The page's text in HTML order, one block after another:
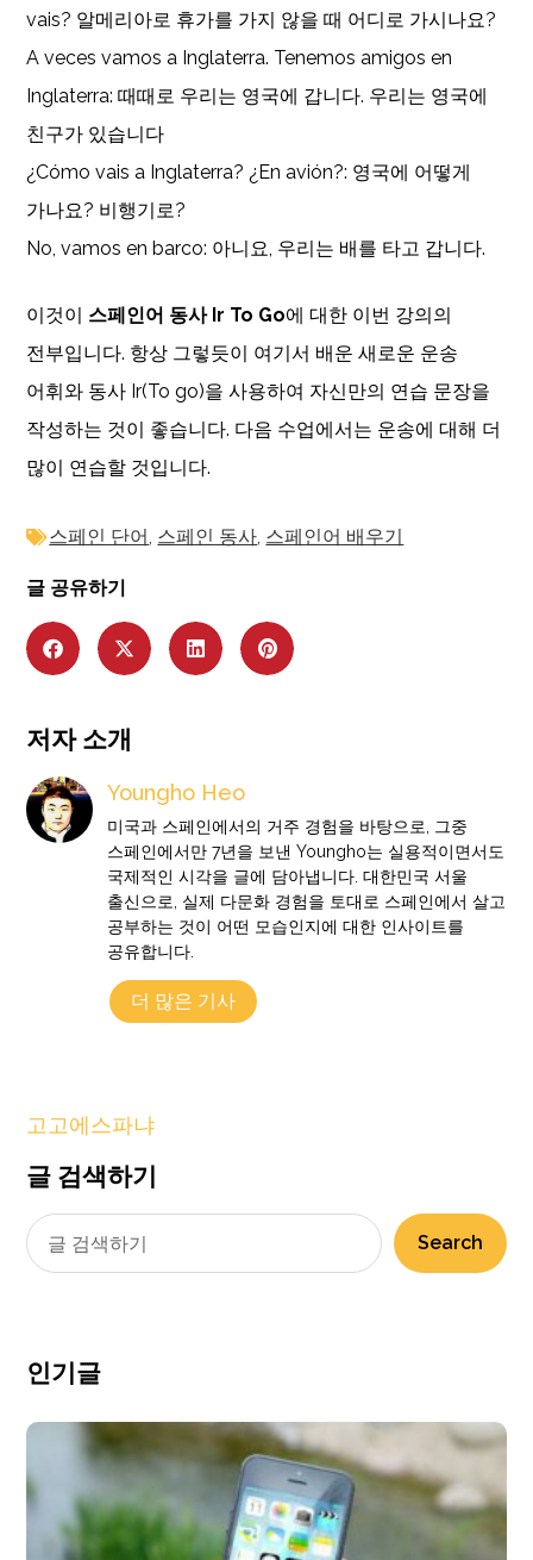
vais? 알메리아로 휴가를 가지 않을 때 어디로 가시나요?
A veces vamos a Inglaterra. Tenemos amigos en
Inglaterra: 때때로 우리는 영국에 갑니다. 우리는 영국에
친구가 있습니다
¿Cómo vais a Inglaterra? ¿En avión?: 영국에 어떻게
가나요? 비행기로?
No, vamos en barco: 아니요, 우리는 배를 타고 갑니다.
이것이 스페인어 동사 Ir To Go에 대한 이번 강의의
전부입니다. 항상 그렇듯이 여기서 배운 새로운 운송
어휘와 동사 Ir(To go)을 사용하여 자신만의 연습 문장을
작성하는 것이 좋습니다. 다음 수업에서는 운송에 대해 더
많이 연습할 것입니다.
스페인 단어, 스페인 동사, 스페인어 배우기
글 공유하기
저자 소개
Youngho Heo
미국과 스페인에서의 거주 경험을 바탕으로, 그중
스페인에서만 7년을 보낸 Youngho는 실용적이면서도
국제적인 시각을 글에 담아냅니다. 대한민국 서울
출신으로, 실제 다문화 경험을 토대로 스페인에서 살고
공부하는 것이 어떤 모습인지에 대한 인사이트를
공유합니다.
더 많은 기사
고고에스파냐
글 검색하기
Search
인기글